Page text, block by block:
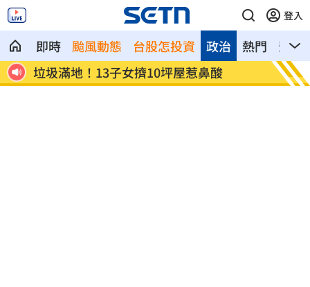
登入
即時 颱風動態 台股怎投資 熱門 影音
政治
」
垃圾滿地！13子女擠10坪屋惹鼻酸 台股